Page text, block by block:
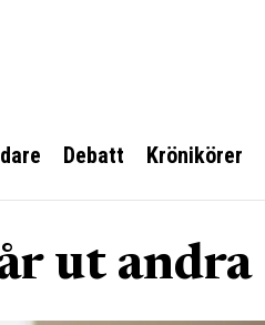
Debatt Krönikörer
ut andra